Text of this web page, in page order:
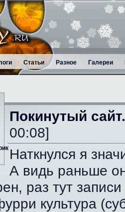
Статьи Разное Галереи
Покинутый сайт.
00:08]
Наткнулся я
А видь раньше
раз тут
культура